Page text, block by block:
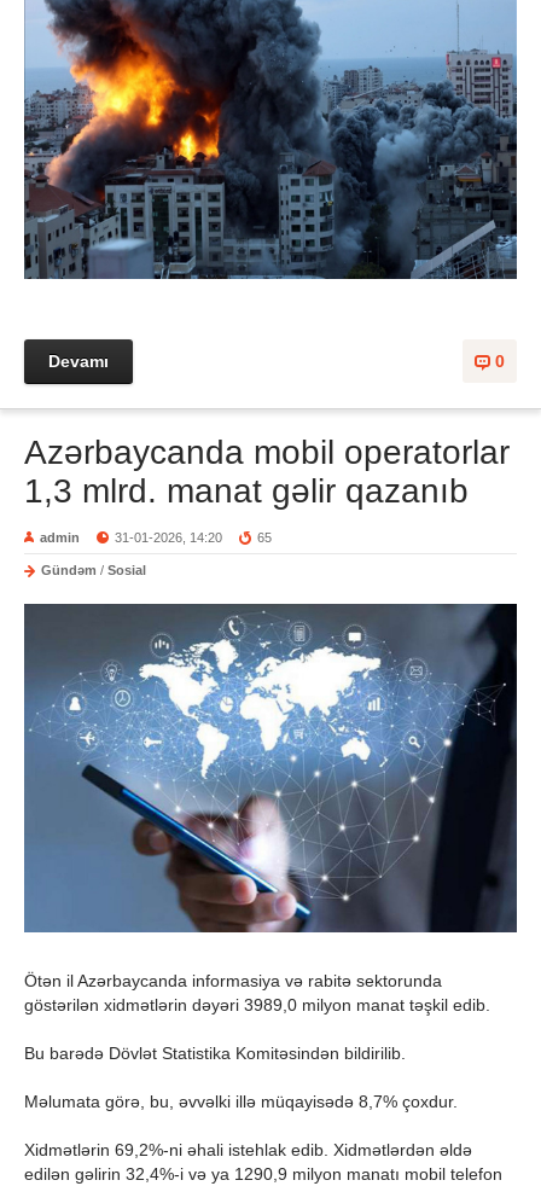
0
Devamı
Azərbaycanda mobil operatorlar
1,3 mlrd. manat gəlir qazanıb
admin 31-01-2026, 14:20 65
Gündəm / Sosial
Ötən il Azərbaycanda informasiya və rabitə sektorunda
göstərilən xidmətlərin dəyəri 3989,0 milyon manat təşkil edib.
Bu barədə Dövlət Statistika Komitəsindən bildirilib.
Məlumata görə, bu, əvvəlki illə müqayisədə 8,7% çoxdur.
Xidmətlərin 69,2%-ni əhali istehlak edib. Xidmətlərdən əldə
edilən gəlirin 32,4%-i və ya 1290,9 milyon manatı mobil telefon